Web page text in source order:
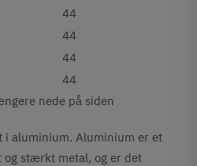
44
44
44
44
nede på siden
i aluminium. Aluminium er et
og stærkt metal, og er det